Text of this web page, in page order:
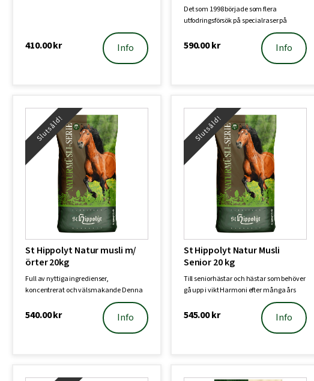
410.00kr Info
Det som 1998 började som flera
utfodringsförsök på specialraser på
590.00kr Info
Slutsåld!
St Hippolyt Natur musli m/
örter 20kg
Full av nyttiga ingredienser,
koncentrerat och välsmakande Denna
540.00kr Info
Slutsåld!
St Hippolyt Natur Musli
Senior 20 kg
Till seniorhästar och hästar som behöver
gå upp i vikt Harmoni efter många års
545.00kr Info